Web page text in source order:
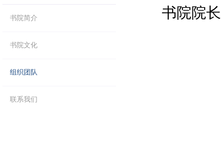
书院简介
书院文化
组织团队
联系我们
书院院